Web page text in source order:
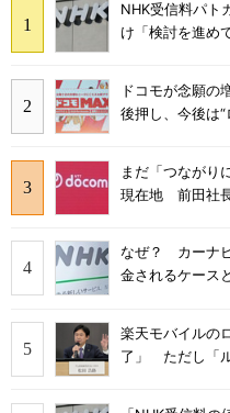
NHK受信料パト
け「検討を進め
ドコモが念願
後押し、今後は
まだ「つながり
現在地 前田社
なぜ？ カーナ
金されるケース
楽天モバイルの
了」 ただし「